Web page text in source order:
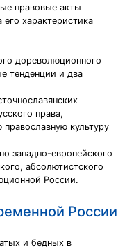
правовые акты
его характеристика
дореволюционного
тенденции и два
права,
культуру
западно-европейского
абсолютистского
России.
России
и бедных в